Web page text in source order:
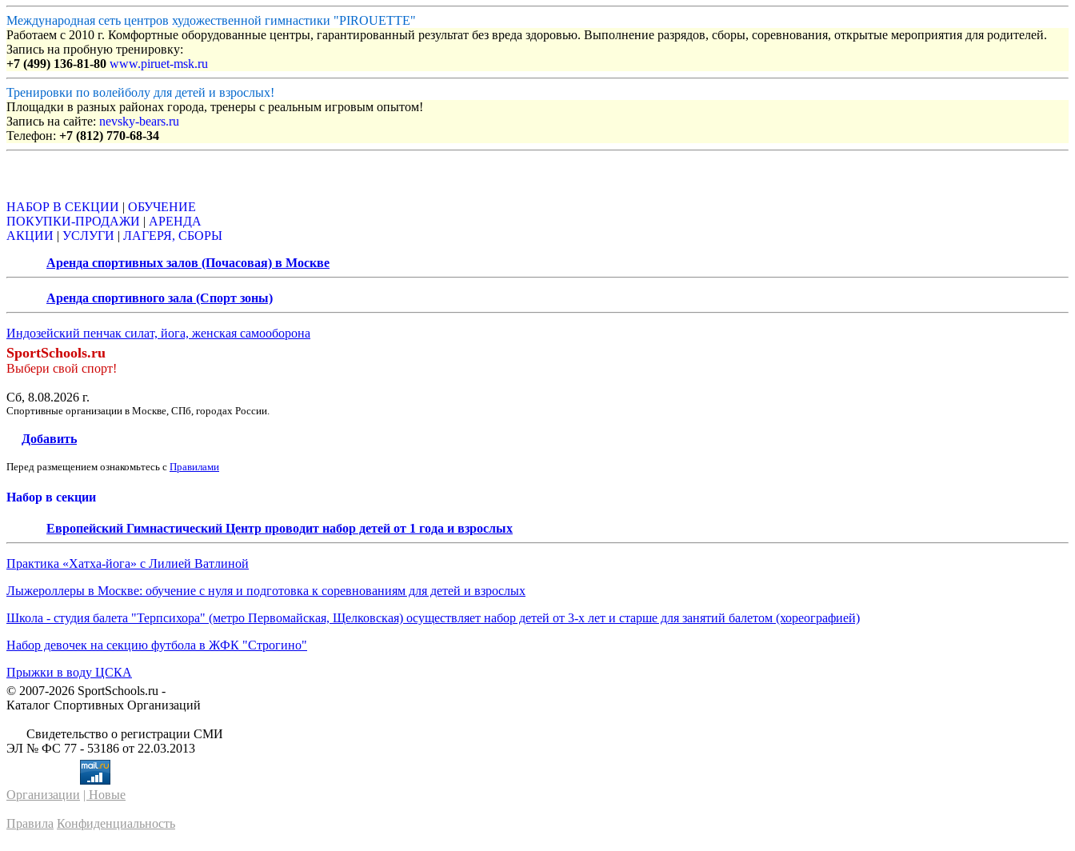
Международная сеть центров художественной гимнастики "PIROUETTE"
Работаем с 2010 г. Комфортные оборудованные центры, гарантированный результат без вреда здоровью. Выполнение разрядов, сборы, соревнования, открытые мероприятия для родителей.
Запись на пробную тренировку:
+7 (499) 136-81-80 www.piruet-msk.ru
Тренировки по волейболу для детей и взрослых!
Площадки в разных районах города, тренеры с реальным игровым опытом!
Запись на сайте: nevsky-bears.ru
Телефон: +7 (812) 770-68-34
НАБОР В СЕКЦИИ | ОБУЧЕНИЕ
ПОКУПКИ-ПРОДАЖИ | АРЕНДА
АКЦИИ | УСЛУГИ | ЛАГЕРЯ, СБОРЫ
Аренда спортивных залов (Почасовая) в Москве
Аренда спортивного зала (Спорт зоны)
Индозейский пенчак силат, йога, женская самооборона
SportSchools.ru
Выбери свой спорт!
Сб, 8.08.2026 г.
Спортивные организации в Москве, СПб, городах России.
Добавить
Перед размещением ознакомьтесь с Правилами
Набор в секции
Европейский Гимнастический Центр проводит набор детей от 1 года и взрослых
Практика «Хатха-йога» с Лилией Ватлиной
Лыжероллеры в Москве: обучение с нуля и подготовка к соревнованиям для детей и взрослых
Школа - студия балета "Терпсихора" (метро Первомайская, Щелковская) осуществляет набор детей от 3-х лет и старше для занятий балетом (хореографией)
Набор девочек на секцию футбола в ЖФК "Строгино"
Прыжки в воду ЦСКА
© 2007-2026 SportSchools.ru -
Каталог Спортивных Организаций
Свидетельство о регистрации СМИ
ЭЛ № ФС 77 - 53186 от 22.03.2013
Организации | Новые
Правила Конфиденциальность